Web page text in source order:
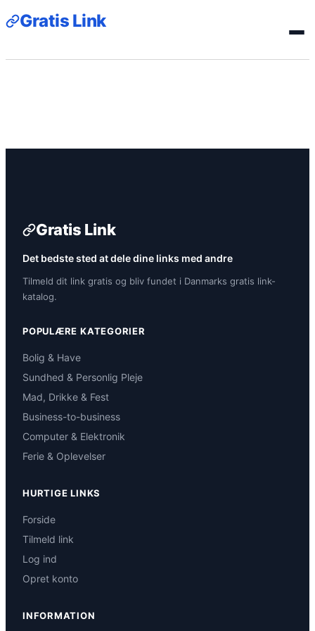
Gratis Link
Gratis Link
Det bedste sted at dele dine links med andre
Tilmeld dit link gratis og bliv fundet i Danmarks gratis link-
katalog.
POPULÆRE KATEGORIER
Bolig & Have
Sundhed & Personlig Pleje
Mad, Drikke & Fest
Business-to-business
Computer & Elektronik
Ferie & Oplevelser
HURTIGE LINKS
Forside
Tilmeld link
Log ind
Opret konto
INFORMATION